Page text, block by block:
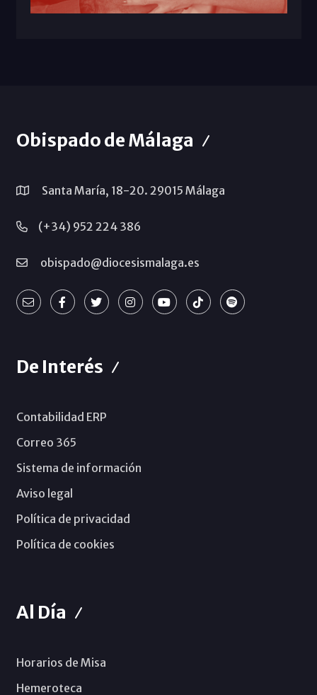
Obispado de Málaga
Santa María, 18-20. 29015 Málaga
(+34) 952 224 386
obispado@diocesismalaga.es
De Interés
Contabilidad ERP
Correo 365
Sistema de información
Aviso legal
Política de privacidad
Política de cookies
Al Día
Horarios de Misa
Hemeroteca